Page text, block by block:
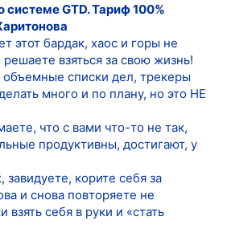
GTD. Тариф 100%
этот бардак, хаос и горы не
взяться за свою жизнь!
списки дел, трекеры
много и по плану, но это НЕ
что с вами что-то не так,
продуктивны, достигают, у
завидуете, корите себя за
и снова повторяете не
себя в руки и «стать